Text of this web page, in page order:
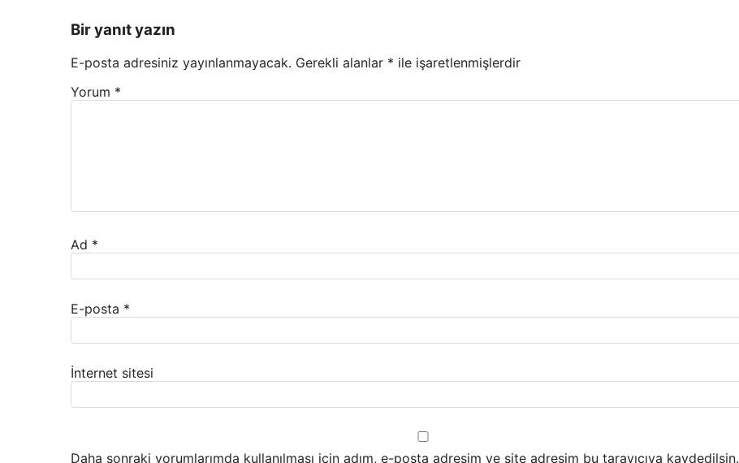
Bir yanıt yazın
E-posta adresiniz yayınlanmayacak. Gerekli alanlar * ile işaretlenmişlerdir
Yorum *
Ad *
E-posta *
İnternet sitesi
Daha sonraki yorumlarımda kullanılması için adım, e-posta adresim ve site adresim bu tarayıcıya kaydedilsin.